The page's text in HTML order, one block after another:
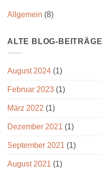
Allgemein (8)
ALTE BLOG-BEITRÄGE
August 2024 (1)
Februar 2023 (1)
März 2022 (1)
Dezember 2021 (1)
September 2021 (1)
August 2021 (1)